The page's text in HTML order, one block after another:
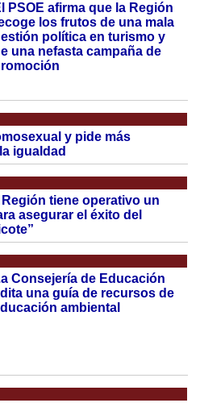
PSOE afirma que la Región
los frutos de una mala
política en turismo y
una nefasta campaña de
y pide más
igualdad
Región tiene operativo un
asegurar el éxito del
Consejería de Educación
una guía de recursos de
ambiental